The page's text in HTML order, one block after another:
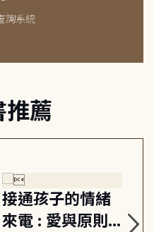
詢系統
推薦
接通孩子的情緒
來電 : 愛與原則,
關